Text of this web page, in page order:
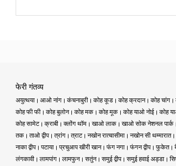
फेरी गंतव्य
अयुत्थया आओ नांग कंचनाबुरी कोह कूड कोह क्रदान कोह चांग
कोह फी फी
कोह बुलोन कोह मक कोह मूक कोह याओ नोई कोह
कोह सामेट
क्राबी क्लोंग थॉम खाओ लाक खाओ सोक नेशनल पार्क
तक
ताओ द्वीप त्रांग त्राट नखोन रात्चासीमा नखोन सी थम्मारात
नाका द्वीप
पटाया प्रचुआप खीरी खान फंग नगा फंगन द्वीप फुकेत
लंगकावी
लामपांग लामफुन सतुंन समुई द्वीप समुई हवाई अड्डा